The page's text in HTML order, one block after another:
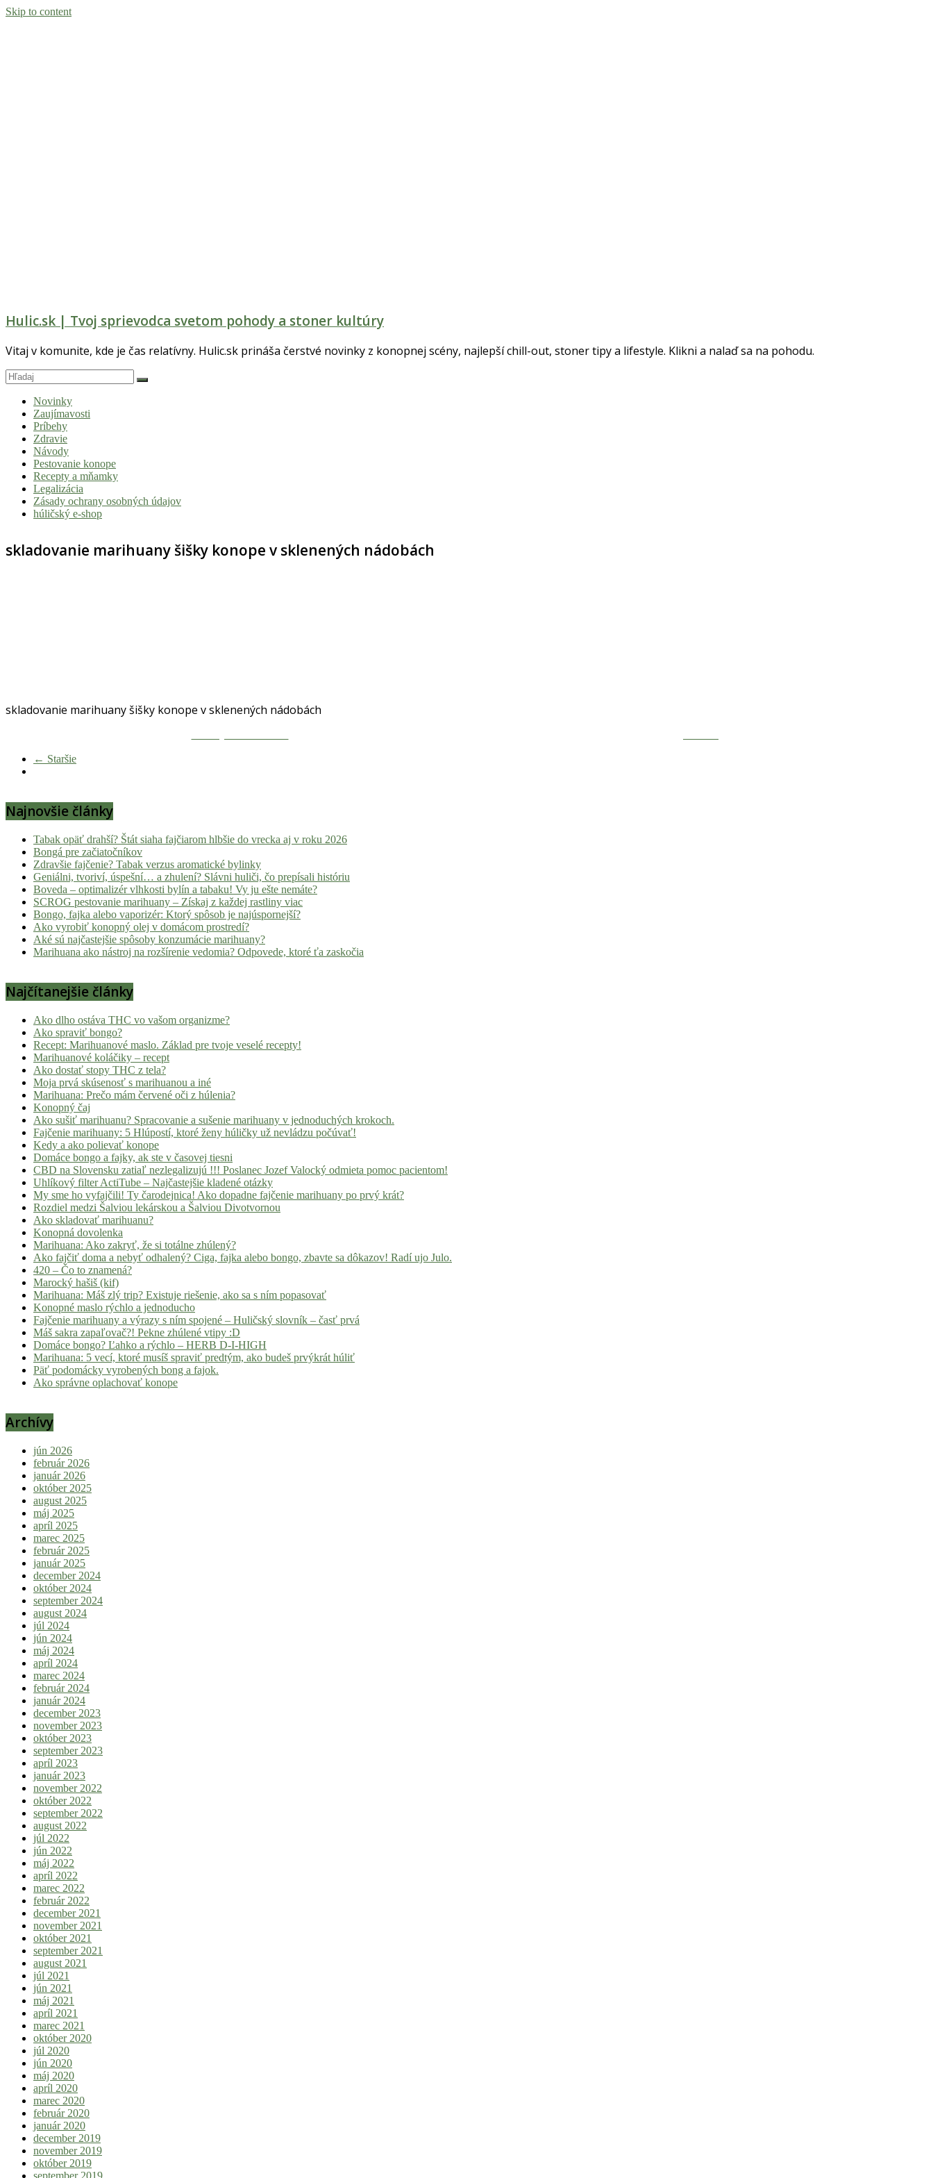
Skip to content
Hulic.sk | Tvoj sprievodca svetom pohody a stoner kultúry
Vitaj v komunite, kde je čas relatívny. Hulic.sk prináša čerstvé novinky z konopnej scény, najlepší chill-out, stoner tipy a lifestyle. Klikni a nalaď sa na pohodu.
Novinky
Zaujímavosti
Príbehy
Zdravie
Návody
Pestovanie konope
Recepty a mňamky
Legalizácia
Zásady ochrany osobných údajov
húličský e-shop
skladovanie marihuany šišky konope v sklenených nádobách
skladovanie marihuany šišky konope v sklenených nádobách
← Staršie
Najnovšie články
Tabak opäť drahší? Štát siaha fajčiarom hlbšie do vrecka aj v roku 2026
Bongá pre začiatočníkov
Zdravšie fajčenie? Tabak verzus aromatické bylinky
Geniálni, tvoriví, úspešní… a zhulení? Slávni huliči, čo prepísali históriu
Boveda – optimalizér vlhkosti bylín a tabaku! Vy ju ešte nemáte?
SCROG pestovanie marihuany – Získaj z každej rastliny viac
Bongo, fajka alebo vaporizér: Ktorý spôsob je najúspornejší?
Ako vyrobiť konopný olej v domácom prostredí?
Aké sú najčastejšie spôsoby konzumácie marihuany?
Marihuana ako nástroj na rozšírenie vedomia? Odpovede, ktoré ťa zaskočia
Najčítanejšie články
Ako dlho ostáva THC vo vašom organizme?
Ako spraviť bongo?
Recept: Marihuanové maslo. Základ pre tvoje veselé recepty!
Marihuanové koláčiky – recept
Ako dostať stopy THC z tela?
Moja prvá skúsenosť s marihuanou a iné
Marihuana: Prečo mám červené oči z húlenia?
Konopný čaj
Ako sušiť marihuanu? Spracovanie a sušenie marihuany v jednoduchých krokoch.
Fajčenie marihuany: 5 Hlúpostí, ktoré ženy húličky už nevládzu počúvať!
Kedy a ako polievať konope
Domáce bongo a fajky, ak ste v časovej tiesni
CBD na Slovensku zatiaľ nezlegalizujú !!! Poslanec Jozef Valocký odmieta pomoc pacientom!
Uhlíkový filter ActiTube – Najčastejšie kladené otázky
My sme ho vyfajčili! Ty čarodejnica! Ako dopadne fajčenie marihuany po prvý krát?
Rozdiel medzi Šalviou lekárskou a Šalviou Divotvornou
Ako skladovať marihuanu?
Konopná dovolenka
Marihuana: Ako zakryť, že si totálne zhúlený?
Ako fajčiť doma a nebyť odhalený? Ciga, fajka alebo bongo, zbavte sa dôkazov! Radí ujo Julo.
420 – Čo to znamená?
Marocký hašiš (kif)
Marihuana: Máš zlý trip? Existuje riešenie, ako sa s ním popasovať
Konopné maslo rýchlo a jednoducho
Fajčenie marihuany a výrazy s ním spojené – Huličský slovník – časť prvá
Máš sakra zapaľovač?! Pekne zhúlené vtipy :D
Domáce bongo? Ľahko a rýchlo – HERB D-I-HIGH
Marihuana: 5 vecí, ktoré musíš spraviť predtým, ako budeš prvýkrát húliť
Päť podomácky vyrobených bong a fajok.
Ako správne oplachovať konope
Archívy
jún 2026
február 2026
január 2026
október 2025
august 2025
máj 2025
apríl 2025
marec 2025
február 2025
január 2025
december 2024
október 2024
september 2024
august 2024
júl 2024
jún 2024
máj 2024
apríl 2024
marec 2024
február 2024
január 2024
december 2023
november 2023
október 2023
september 2023
apríl 2023
január 2023
november 2022
október 2022
september 2022
august 2022
júl 2022
jún 2022
máj 2022
apríl 2022
marec 2022
február 2022
december 2021
november 2021
október 2021
september 2021
august 2021
júl 2021
jún 2021
máj 2021
apríl 2021
marec 2021
október 2020
júl 2020
jún 2020
máj 2020
apríl 2020
marec 2020
február 2020
január 2020
december 2019
november 2019
október 2019
september 2019